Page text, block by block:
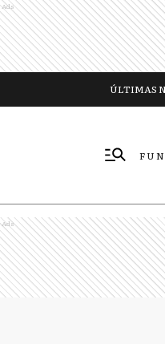
Ads
ÚLTIMAS
Ads